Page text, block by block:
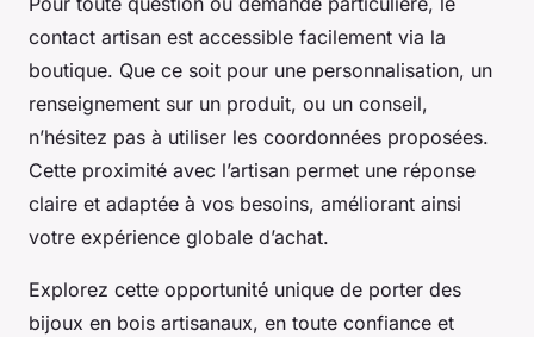
contact artisan est accessible facilement via la
boutique. Que ce soit pour une personnalisation, un
renseignement sur un produit, ou un conseil,
n’hésitez pas à utiliser les coordonnées proposées.
Cette proximité avec l’artisan permet une réponse
claire et adaptée à vos besoins, améliorant ainsi
votre expérience globale d’achat.
Explorez cette opportunité unique de porter des
bijoux en bois artisanaux, en toute confiance et